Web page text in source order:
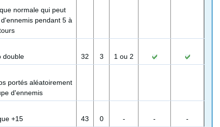
normale qui peut
pendant 5 à
double 32 3 1 ou 2
portés aléatoirement
d'ennemis
+15 43 0 - - -